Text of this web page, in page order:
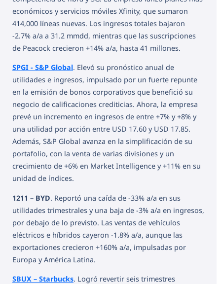
económicos y servicios móviles Xfinity, que sumaron
414,000 líneas nuevas. Los ingresos totales bajaron
-2.7% a/a a 31.2 mmdd, mientras que las suscripciones
de Peacock crecieron +14% a/a, hasta 41 millones.
SPGI - S&P Global. Elevó su pronóstico anual de
utilidades e ingresos, impulsado por un fuerte repunte
en la emisión de bonos corporativos que benefició su
negocio de calificaciones crediticias. Ahora, la empresa
prevé un incremento en ingresos de entre +7% y +8% y
una utilidad por acción entre USD 17.60 y USD 17.85.
Además, S&P Global avanza en la simplificación de su
portafolio, con la venta de varias divisiones y un
crecimiento de +6% en Market Intelligence y +11% en su
unidad de índices.
1211 – BYD. Reportó una caída de -33% a/a en sus
utilidades trimestrales y una baja de -3% a/a en ingresos,
por debajo de lo previsto. Las ventas de vehículos
eléctricos e híbridos cayeron -1.8% a/a, aunque las
exportaciones crecieron +160% a/a, impulsadas por
Europa y América Latina.
SBUX – Starbucks. Logró revertir seis trimestres